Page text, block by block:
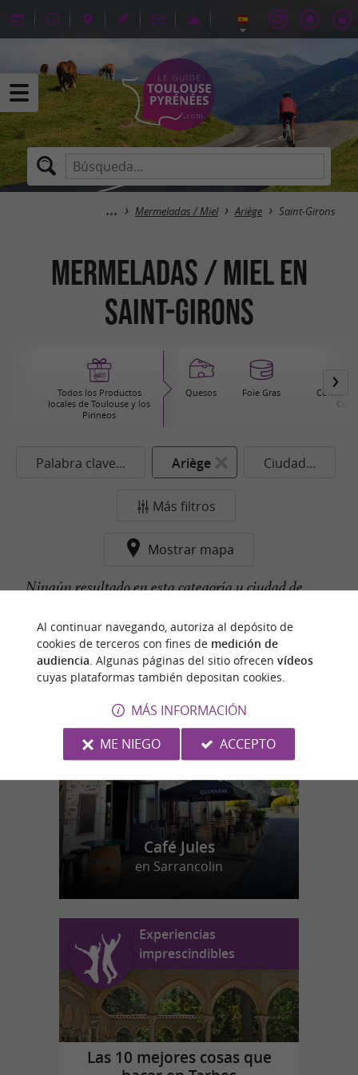
Mermeladas / Miel Ariège Saint-Girons
Mermeladas / Miel en
Saint-Girons
Todos los Productos
locales de Toulouse y los
Pirineos
Quesos Foie Gras
Comida
Palabra clave... Ariège Ciudad...
Más filtros
Mostrar mapa
Ningún resultado en esta categoría y ciudad de
n
u
e
s
t
r
o
f
a
v
o
r
i
t
o
Café Jules
en Sarrancolin
Experiencias
imprescindibles
Las 10 mejores cosas que
Al continuar navegando, autoriza al depósito de
cookies de terceros con fines de medición de
audiencia . Algunas páginas del sitio ofrecen vídeos
cuyas plataformas también depositan cookies.
MÁS INFORMACIÓN
ME NIEGO
ACCEPTO